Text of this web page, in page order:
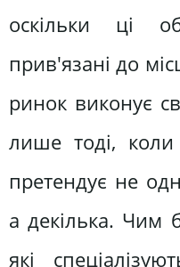
оскільки ці
прив'язані до
ринок виконує
лише тоді,
претендує не
а декілька. Чим
які